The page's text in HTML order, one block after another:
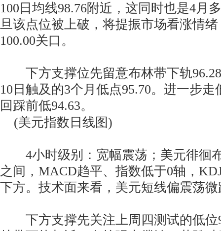
100日均线98.76附近，这同时也是4月
旦该点位被上破，将提振市场看涨情
100.00关口。
下方支撑位先留意布林带下轨96.28
10日触及的3个月低点95.70。进一步
回踩前低94.63。
(美元指数日线图)
4小时级别：宽幅震荡；美元徘徊
之间，MACD趋平、指数低于0轴，
下方。技术面来看，美元短线偏震荡
下方支撑先关注上周四测试的低位